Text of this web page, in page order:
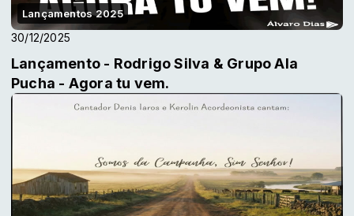
Lançamentos 2025
30/12/2025
Lançamento - Rodrigo Silva & Grupo Ala
Pucha - Agora tu vem.